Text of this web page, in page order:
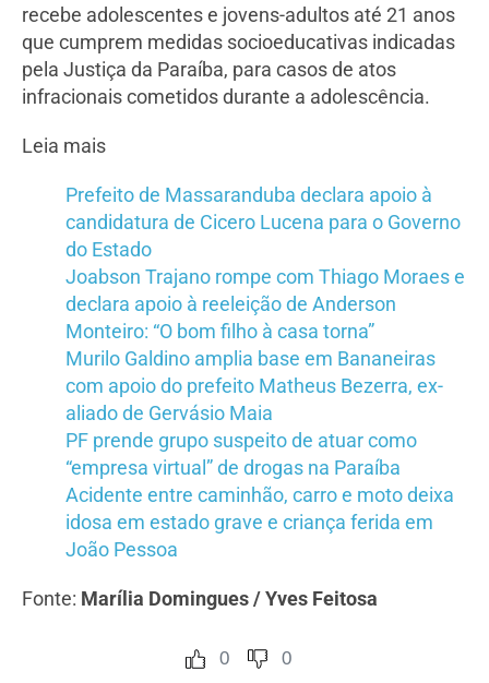
recebe adolescentes e jovens-adultos até 21 anos
que cumprem medidas socioeducativas indicadas
pela Justiça da Paraíba, para casos de atos
infracionais cometidos durante a adolescência.
Leia mais
Prefeito de Massaranduba declara apoio à
candidatura de Cicero Lucena para o Governo
do Estado
Joabson Trajano rompe com Thiago Moraes e
declara apoio à reeleição de Anderson
Monteiro: “O bom filho à casa torna”
Murilo Galdino amplia base em Bananeiras
com apoio do prefeito Matheus Bezerra, ex-
aliado de Gervásio Maia
PF prende grupo suspeito de atuar como
“empresa virtual” de drogas na Paraíba
Acidente entre caminhão, carro e moto deixa
idosa em estado grave e criança ferida em
João Pessoa
Fonte: Marília Domingues / Yves Feitosa
0 0